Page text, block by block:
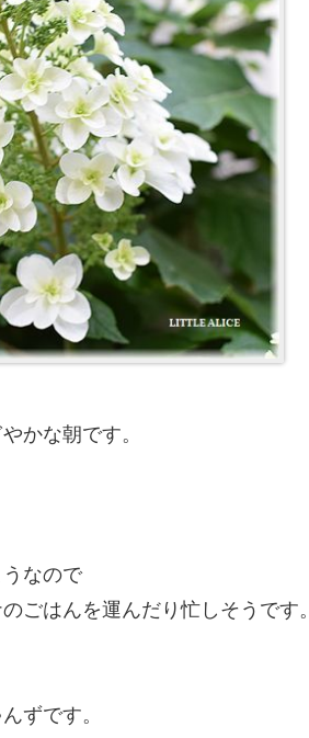
かな朝です。
なので
ごはんを運んだり忙しそうです。
ずです。